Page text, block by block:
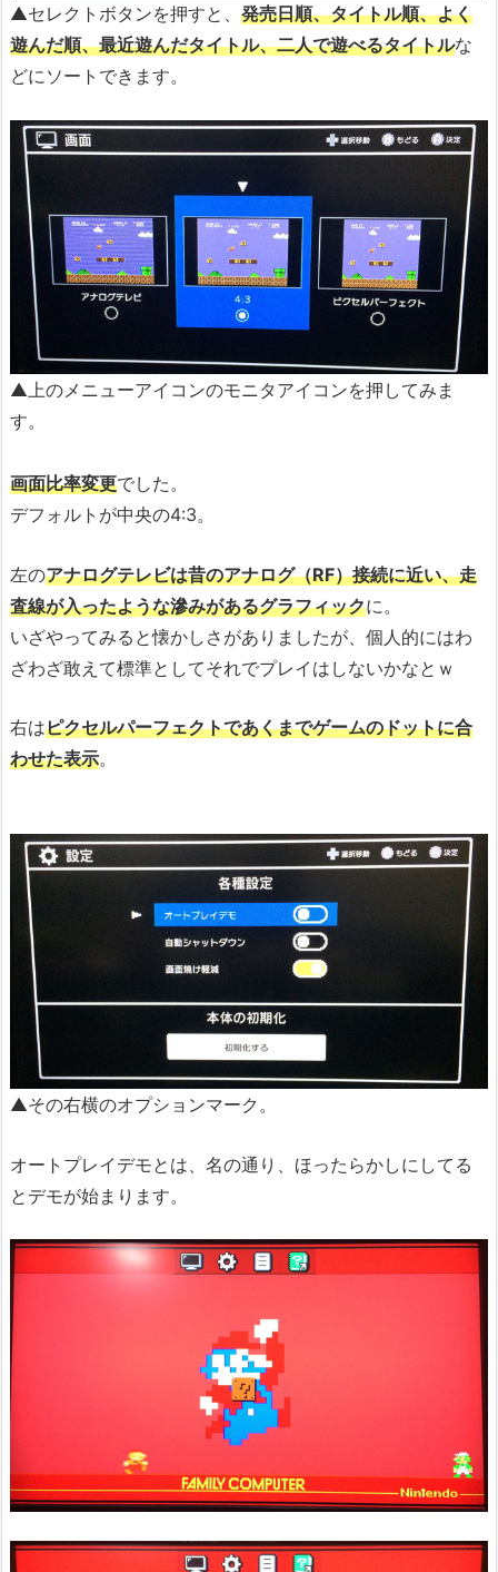
▲セレクトボタンを押すと、 発売日順、タイトル順、よく
遊んだ順、最近遊んだタイトル、二人で遊べるタイトルな
どにソートできます。
▲上のメニューアイコンのモニタアイコンを押してみま
す。
画面比率変更でした。
デフォルトが中央の4:3。
左のアナログテレビは昔のアナログ（RF）接続に近い、走
査線が入ったような滲みがあるグラフィックに。
いざやってみると懐かしさがありましたが、個人的にはわ
ざわざ敢えて標準としてそれでプレイはしないかなとｗ
右はピクセルパーフェクトであくまでゲームのドットに合
わせた表示。
▲その右横のオプションマーク。
オートプレイデモとは、名の通り、ほったらかしにしてる
とデモが始まります。